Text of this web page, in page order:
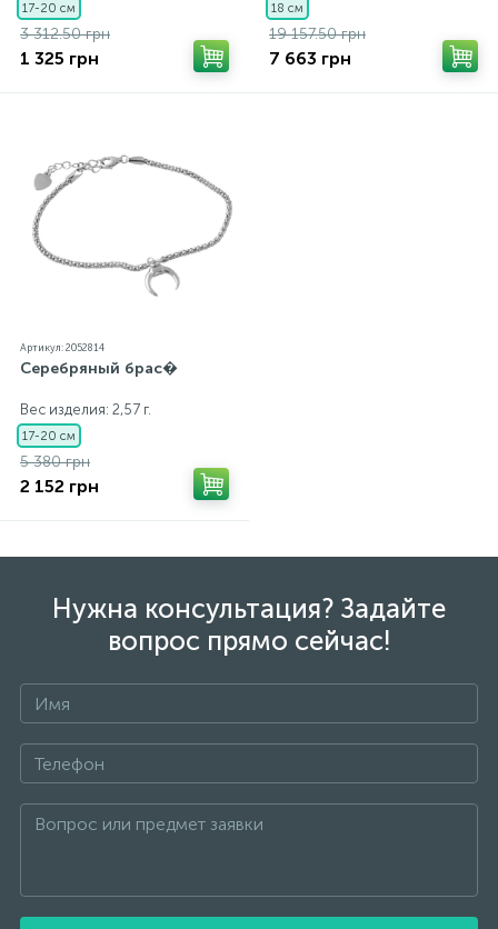
17-20 см
3 312.50 грн
1 325 грн
18 см
19 157.50 грн
7 663 грн
Артикул: 2052814
Серебряный брас�
Вес изделия: 2,57 г.
17-20 см
5 380 грн
2 152 грн
Нужна консультация? Задайте
вопрос прямо сейчас!